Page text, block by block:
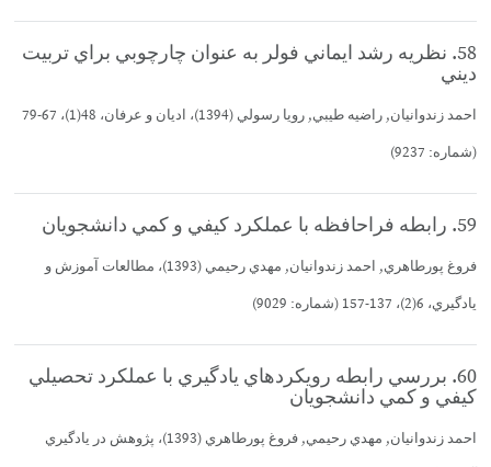
58. نظريه رشد ايماني فولر به عنوان چارچوبي براي تربيت
ديني
احمد زندوانيان, راضيه طيبي, رويا رسولي (1394)، اديان و عرفان، 48(1)، 67-79
(شماره: 9237)
59. رابطه فراحافظه با عملكرد كيفي و كمي دانشجويان
فروغ پورطاهري, احمد زندوانيان, مهدي رحيمي (1393)، مطالعات آموزش و
يادگيري، 6(2)، 137-157 (شماره: 9029)
60. بررسي رابطه رويكردهاي يادگيري با عملكرد تحصيلي
كيفي و كمي دانشجويان
احمد زندوانيان, مهدي رحيمي, فروغ پورطاهري (1393)، پژوهش در يادگيري